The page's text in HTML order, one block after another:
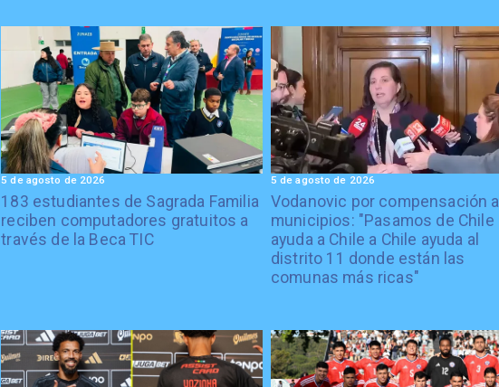
183 estudiantes de Sagrada Familia
reciben computadores gratuitos a
través de la Beca TIC
5 de agosto de 2026
Vodanovic por compensación a
municipios: "Pasamos de Chile
ayuda a Chile a Chile ayuda al
distrito 11 donde están las
comunas más ricas"
5 de agosto de 2026